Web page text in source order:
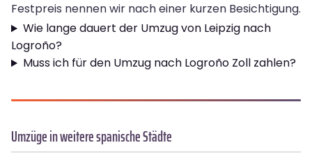
Festpreis nennen wir nach einer kurzen Besichtigung.
Wie lange dauert der Umzug von Leipzig nach
Logroño?
Muss ich für den Umzug nach Logroño Zoll zahlen?
Umzüge in weitere spanische Städte